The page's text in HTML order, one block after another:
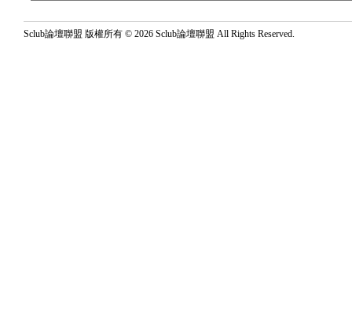
Sclub論壇聯盟 版權所有 © 2026 Sclub論壇聯盟 All Rights Reserved.